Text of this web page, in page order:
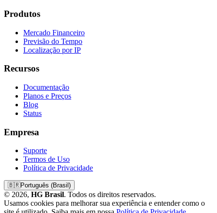
Produtos
Mercado Financeiro
Previsão do Tempo
Localização por IP
Recursos
Documentação
Planos e Preços
Blog
Status
Empresa
Suporte
Termos de Uso
Política de Privacidade
🇧🇷Português (Brasil)
© 2026, HG Brasil. Todos os direitos reservados.
Usamos cookies para melhorar sua experiência e entender como o